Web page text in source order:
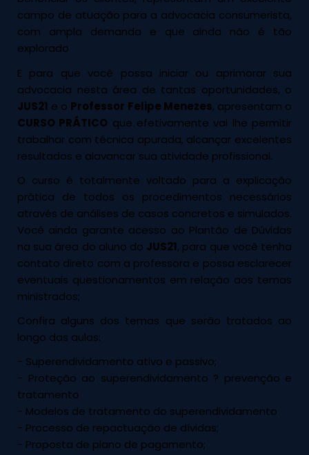
campo de atuação para a advocacia consumerista,
com ampla demanda e que ainda não é tão
explorado
E para que você possa iniciar ou aprimorar sua
advocacia nesta área de tantas oportunidades, o
JUS21 e o Professor Felipe Menezes, apresentam o
CURSO PRÁTICO que efetivamente vai lhe permitir
trabalhar com técnica apurada, alcançar excelentes
resultados e alavancar sua atividade profissional.
O curso é totalmente voltado para a explicação
prática de todos os procedimentos necessários
através de análises de casos concretos e simulados.
Você ainda garante acesso ao Plantão de Dúvidas
na sua área do aluno do JUS21, para que você tenha
contato direto com a professora e possa esclarecer
eventuais questionamentos em relação aos temas
ministrados;
Confira alguns dos temas que serão tratados ao
longo das aulas:
- Superendividamento ativo e passivo;
- Proteção ao superendividamento ? prevenção e
tratamento
- Modelos de tratamento do superendividamento
- Processo de repactuação de dívidas;
- Proposta de plano de pagamento;